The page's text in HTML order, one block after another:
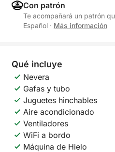
Con patrón
Te acompañará un patrón
Español · Más información
Qué incluye
Nevera
Gafas y tubo
Juguetes hinchables
Aire acondicionado
Ventiladores
WiFi a bordo
Máquina de Hielo